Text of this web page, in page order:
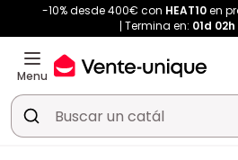
-10% desde 400€ con HEAT10en
Termina en: 01d 02h
Menu